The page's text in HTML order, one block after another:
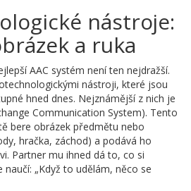
nástroje:
a ruka
AAC systém není ten nejdražší.
nástroji, které jsou
hned dnes. Nejznámější z nich je
Communication System). Tento
bere obrázek předmětu nebo
hračka, záchod) a podává ho
Partner mu ihned dá to, co si
naučí: „Když to udělám, něco se